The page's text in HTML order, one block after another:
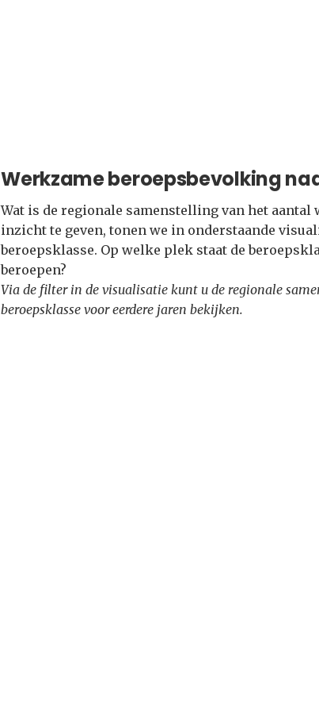
Werkzame beroepsbevolking
Wat is de regionale samenstelling van het
inzicht te geven, tonen we in onderstaande
beroepsklasse. Op welke plek staat de
beroepen?
Via de filter in de visualisatie kunt u de regionale
beroepsklasse voor eerdere jaren bekijken.